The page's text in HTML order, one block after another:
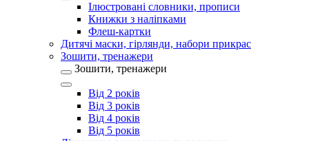
Ілюстровані словники, прописи
Книжки з наліпками
Флеш-картки
Дитячі маски, гірлянди, набори прикрас
Зошити, тренажери
Зошити, тренажери
Від 2 років
Від 3 років
Від 4 років
Від 5 років